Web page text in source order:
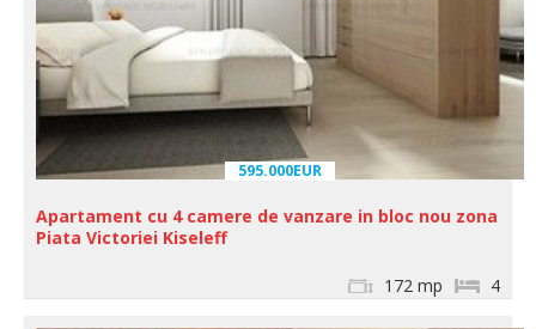
595.000EUR
Apartament cu 4 camere de vanzare in bloc nou zona
Piata Victoriei Kiseleff
4
172 mp